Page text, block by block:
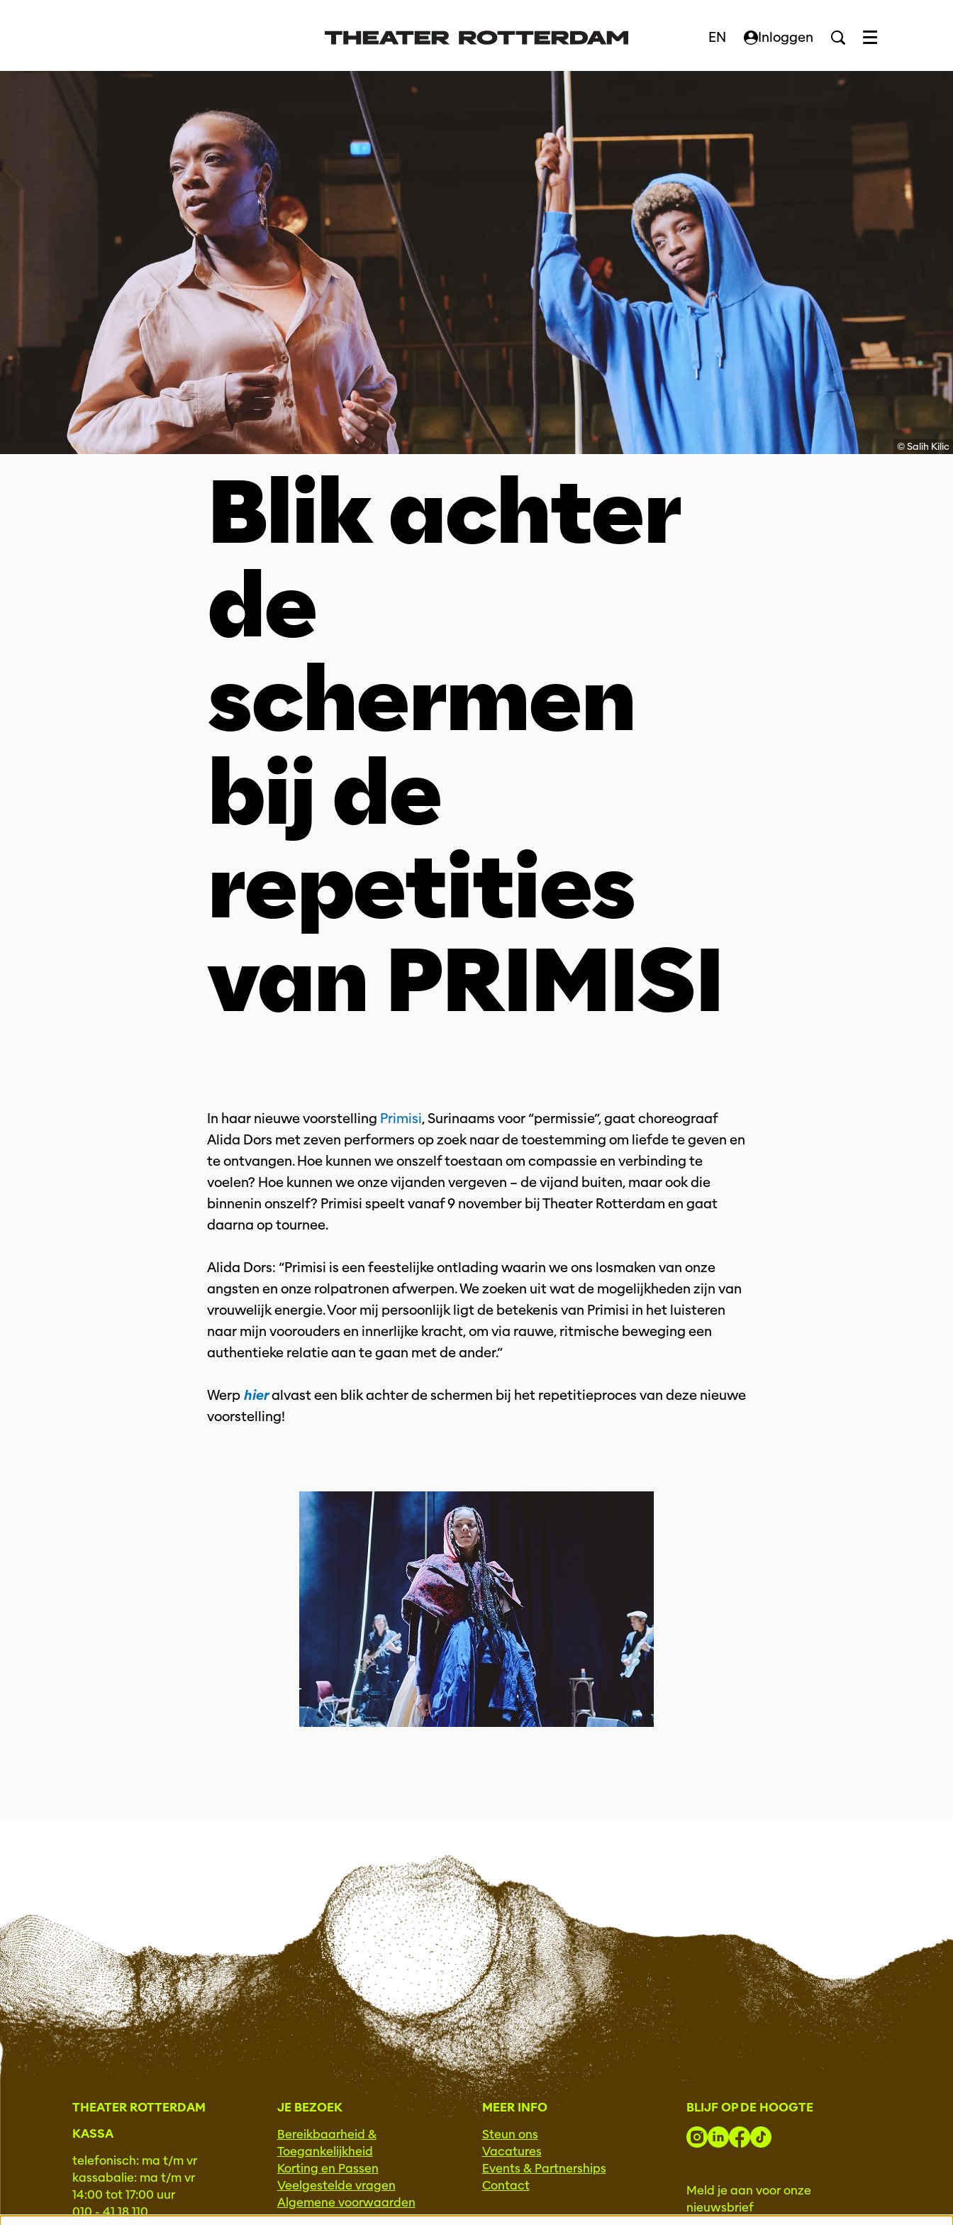
EN Inloggen Menu
© Salih Kilic
Blik achter
de
schermen
bij de
repetities
van PRIMISI
In haar nieuwe voorstelling Primisi, Surinaams voor “permissie”, gaat choreograaf
Alida Dors met zeven performers op zoek naar de toestemming om liefde te geven en
te ontvangen. Hoe kunnen we onszelf toestaan om compassie en verbinding te
voelen? Hoe kunnen we onze vijanden vergeven – de vijand buiten, maar ook die
binnenin onszelf? Primisi speelt vanaf 9 november bij Theater Rotterdam en gaat
daarna op tournee.
Alida Dors: “Primisi is een feestelijke ontlading waarin we ons losmaken van onze
angsten en onze rolpatronen afwerpen. We zoeken uit wat de mogelijkheden zijn van
vrouwelijk energie. Voor mij persoonlijk ligt de betekenis van Primisi in het luisteren
naar mijn voorouders en innerlijke kracht, om via rauwe, ritmische beweging een
authentieke relatie aan te gaan met de ander.”
Werp hieralvast een blik achter de schermen bij het repetitieproces van deze nieuwe
voorstelling!
THEATER ROTTERDAM
KASSA
telefonisch: ma t/m vr
kassabalie: ma t/m vr
14:00 tot 17:00 uur
010 - 41 18 110
JE BEZOEK
Bereikbaarheid &
Toegankelijkheid
Korting en Passen
Veelgestelde vragen
Algemene voorwaarden
MEER INFO
Steun ons
Vacatures
Events & Partnerships
Contact
Privacy
BLIJF OP DE HOOGTE
Meld je aan voor onze
nieuwsbrief